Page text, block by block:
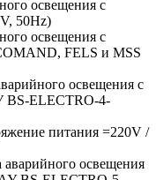
освещения с
50Hz)
освещения с
FELS и MSS
освещения с
BS-ELECTRO-4-
питания =220V /
освещения